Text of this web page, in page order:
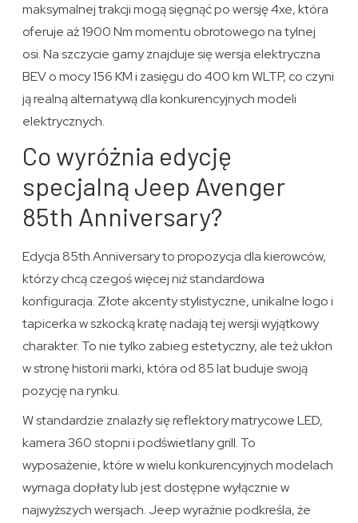
maksymalnej trakcji mogą sięgnąć po wersję 4xe, która
oferuje aż 1900 Nm momentu obrotowego na tylnej
osi. Na szczycie gamy znajduje się wersja elektryczna
BEV o mocy 156 KM i zasięgu do 400 km WLTP, co czyni
ją realną alternatywą dla konkurencyjnych modeli
elektrycznych.
Co wyróżnia edycję
specjalną Jeep Avenger
85th Anniversary?
Edycja 85th Anniversary to propozycja dla kierowców,
którzy chcą czegoś więcej niż standardowa
konfiguracja. Złote akcenty stylistyczne, unikalne logo i
tapicerka w szkocką kratę nadają tej wersji wyjątkowy
charakter. To nie tylko zabieg estetyczny, ale też ukłon
w stronę historii marki, która od 85 lat buduje swoją
pozycję na rynku.
W standardzie znalazły się reflektory matrycowe LED,
kamera 360 stopni i podświetlany grill. To
wyposażenie, które w wielu konkurencyjnych modelach
wymaga dopłaty lub jest dostępne wyłącznie w
najwyższych wersjach. Jeep wyraźnie podkreśla, że